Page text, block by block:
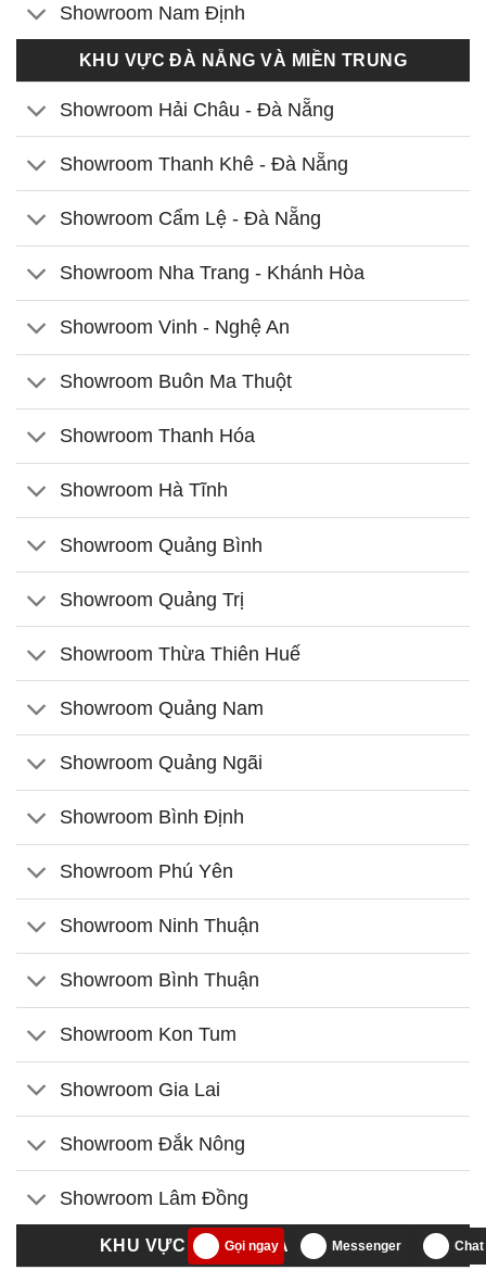
Showroom Nam Định
KHU VỰC ĐÀ NẴNG VÀ MIỀN TRUNG
Showroom Hải Châu - Đà Nẵng
Showroom Thanh Khê - Đà Nẵng
Showroom Cẩm Lệ - Đà Nẵng
Showroom Nha Trang - Khánh Hòa
Showroom Vinh - Nghệ An
Showroom Buôn Ma Thuột
Showroom Thanh Hóa
Showroom Hà Tĩnh
Showroom Quảng Bình
Showroom Quảng Trị
Showroom Thừa Thiên Huế
Showroom Quảng Nam
Showroom Quảng Ngãi
Showroom Bình Định
Showroom Phú Yên
Showroom Ninh Thuận
Showroom Bình Thuận
Showroom Kon Tum
Showroom Gia Lai
Showroom Đắk Nông
Showroom Lâm Đồng
KHU VỰC TP.HCM VÀ MIỀN NAM
Gọi ngay Messenger